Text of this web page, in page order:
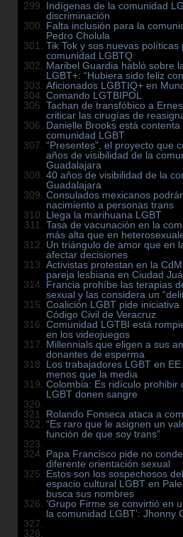
Indígenas de la comunidad
discriminación
Falta inclusión para la
Pedro Cholula
Tik Tok y sus nuevas
comunidad LGBTQ
Maribel Guardia habló sobre
LGBT+: “Hubiera sido feliz
Aficionados LGBTIQ+ en
Comando LGTBIPOL
Tachan de transfóbico a
criticar las cirugías de
Danielle Brooks está
comunidad LGBT
“Presentes”, el proyecto que
años de visibilidad de la
Guadalajara
40 años de visibilidad de la
Guadalajara
Consulados mexicanos
nacimiento a personas trans
Llega la marihuana LGBT
Tasa de vacunación en la
más alta que en
Un triángulo de amor que en
afectar decisiones
Activistas protestan en la
pareja lesbiana en Ciudad
Francia prohíbe las terapias
sexual y las considera un
Coalición LGBT pide
Código Civil de Veracruz
Comunidad LGTBI está
en los videojuegos
Millennials que eligen a sus
donantes de esperma
Los trabajadores LGBT en
menos que la media
Colombia: Es ridículo prohibir
LGBT donen sangre
Rolando Fonseca ataca a
“Es raro que le asignen un
función de que soy trans”
Papa Francisco pide no
diferente orientación sexual
Estos son los sospechosos
espacio cultural LGBT en
busca sus nombres
‘Grupo Firme se convirtió en
la comunidad LGBT’: Jhonny